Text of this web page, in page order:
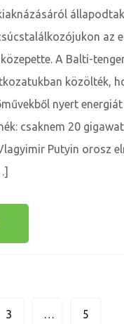
az
A Balti-
közölték,
nyert energiát
csaknem 20
Putyin orosz
3 … 5